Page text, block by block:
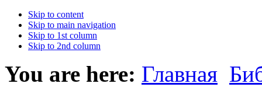
Skip to content
Skip to main navigation
Skip to 1st column
Skip to 2nd column
You are here: Главная